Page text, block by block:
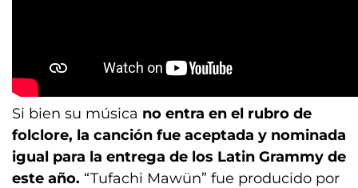
Si bien su música no entra en el rubro de
folclore, la canción fue aceptada y nominada
igual para la entrega de los Latin Grammy de
este año. “Tufachi Mawün” fue producido por